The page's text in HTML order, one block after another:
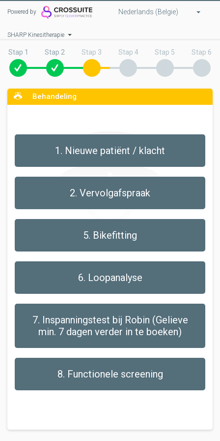
Powered by Nederlands (Belgie)
SHARP Kinesitherapie
Stap 1 Stap 2 Stap 3 Stap 4 Stap 5 Stap 6
Behandeling
1. Nieuwe patiënt / klacht
2. Vervolgafspraak
5. Bikefitting
6. Loopanalyse
7. Inspanningstest bij Robin (Gelieve
min. 7 dagen verder in te boeken)
8. Functionele screening